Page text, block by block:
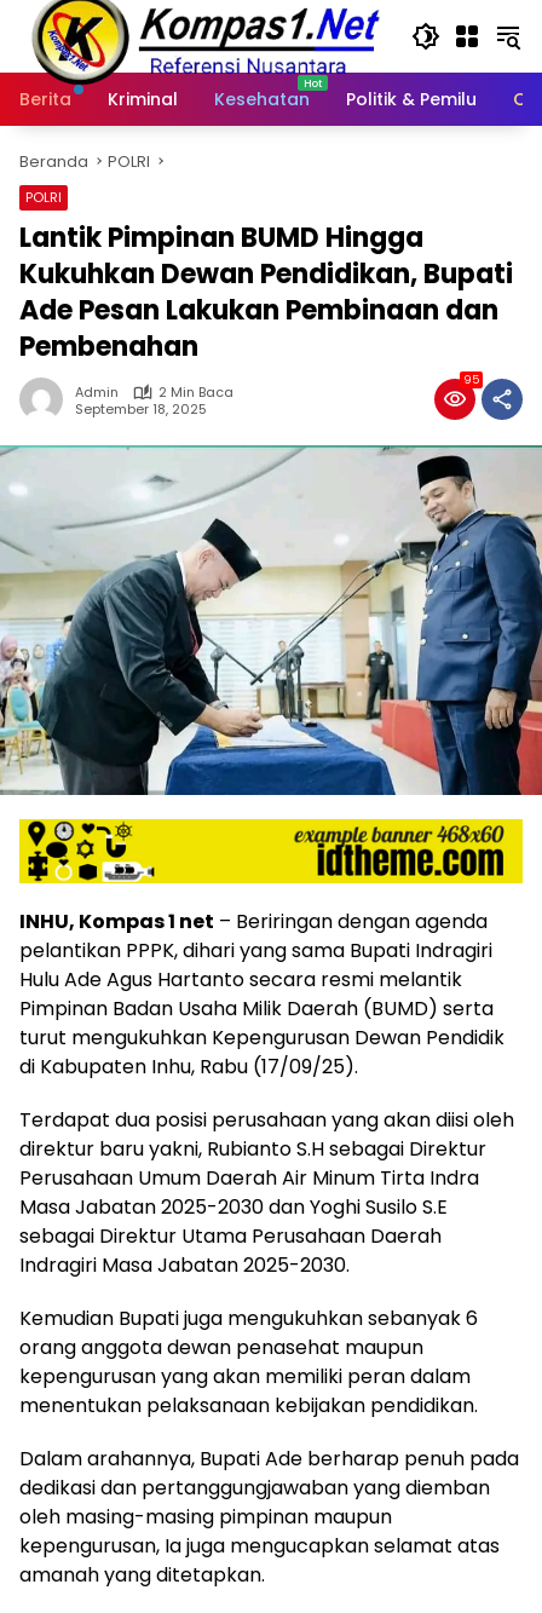
Langsung
konten
Berita
Kriminal Kesehatan Politik & Pemilu
Beranda POLRI
POLRI
Lantik Pimpinan BUMD Hingga
Kukuhkan Dewan Pendidikan, Bupati
Ade Pesan Lakukan Pembinaan dan
Pembenahan
Admin
2 Min Baca
September 18, 2025
95
INHU, Kompas 1 net – Beriringan dengan agenda
pelantikan PPPK, dihari yang sama Bupati Indragiri
Hulu Ade Agus Hartanto secara resmi melantik
Pimpinan Badan Usaha Milik Daerah (BUMD) serta
turut mengukuhkan Kepengurusan Dewan Pendidik
di Kabupaten Inhu, Rabu (17/09/25).
Terdapat dua posisi perusahaan yang akan diisi oleh
direktur baru yakni, Rubianto S.H sebagai Direktur
Perusahaan Umum Daerah Air Minum Tirta Indra
Masa Jabatan 2025-2030 dan Yoghi Susilo S.E
sebagai Direktur Utama Perusahaan Daerah
Indragiri Masa Jabatan 2025-2030.
Kemudian Bupati juga mengukuhkan sebanyak 6
orang anggota dewan penasehat maupun
kepengurusan yang akan memiliki peran dalam
menentukan pelaksanaan kebijakan pendidikan.
Dalam arahannya, Bupati Ade berharap penuh pada
dedikasi dan pertanggungjawaban yang diemban
oleh masing-masing pimpinan maupun
kepengurusan, Ia juga mengucapkan selamat atas
amanah yang ditetapkan.